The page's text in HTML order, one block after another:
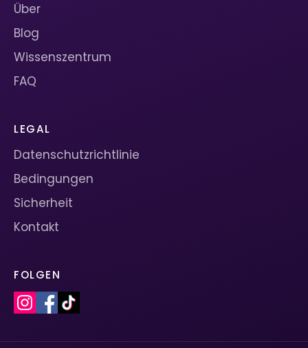
Über
Blog
Wissenszentrum
FAQ
LEGAL
Datenschutzrichtlinie
Bedingungen
Sicherheit
Kontakt
FOLGEN